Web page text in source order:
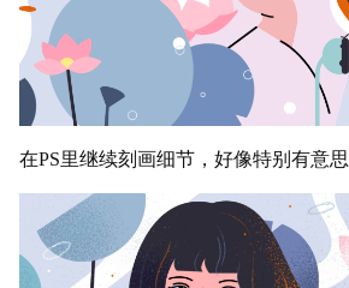
在PS里继续刻画细节，好像特别有意思